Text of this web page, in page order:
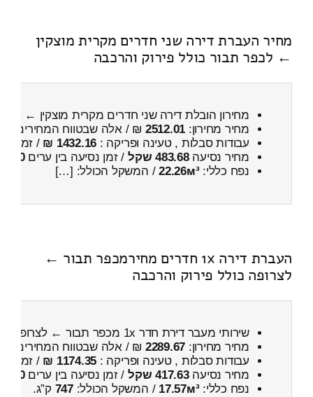
מחיר העברת דירה שני חדרים מקרית מוצקין
← לכפר תבור כולל פירוק והרכבה
מחירון הובלת דירה שני חדרים מקרית מוצקין ←
מחיר מחירון: 2512.01 ₪ / אלה שבטווח המחירים
עבודות סבלות , טעינה ופריקה : 1432.16 ₪ / זמן :
מחיר נסיעה483.68 שקל / זמן נסיעה בין ערים40 דקות
נפח כללי:22.26м³/ המשקל הכולל: […]
העברת דירה 1x חדרים מחירמכפר תבור ←
לצרופה כולל פירוק והרכבה
שירותי מעבר דירת חדר 1x מכפר תבור ← לצרופה
מחיר מחירון: 2289.67 ₪ / אלה שבטווח המחירים
עבודות סבלות , טעינה ופריקה : 1174.35 ₪ / זמן :
מחיר נסיעה417.63 שקל / זמן נסיעה בין ערים30 דקות
נפח כללי:17.57м³ / המשקל הכולל:747 ק”ג.